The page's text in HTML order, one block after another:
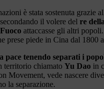
è stata sostenuta grazie
il volere del re
attaccasse gli altri
prese piede in Cina dal 1800
pace tenendo separati i
territorio chiamato Yu Dao in
Movement, vede nascere
la separazione.